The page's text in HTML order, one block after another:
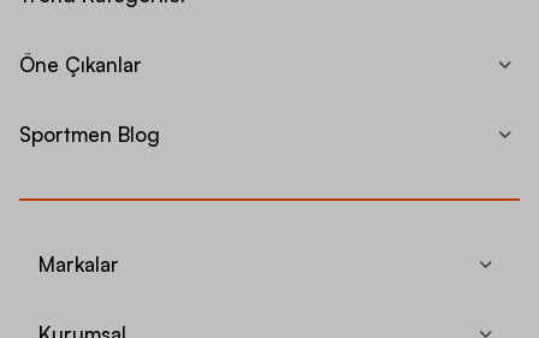
Öne Çıkanlar
Sportmen Blog
Markalar